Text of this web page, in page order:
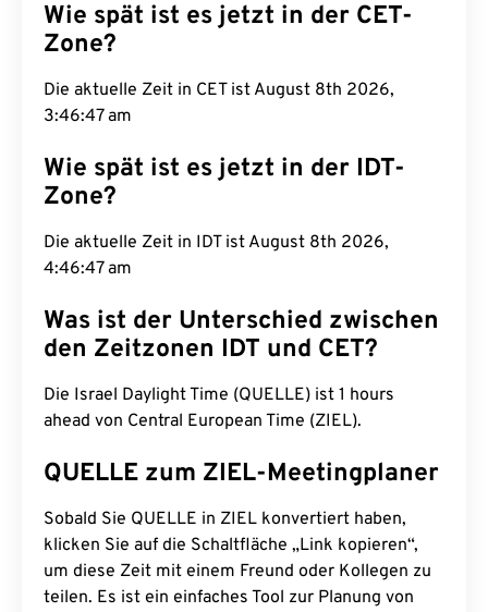
Wie spät ist es jetzt in der CET-
Zone?
Die aktuelle Zeit in CET ist August 8th 2026,
3:46:48 am
Wie spät ist es jetzt in der IDT-
Zone?
Die aktuelle Zeit in IDT ist August 8th 2026,
4:46:48 am
Was ist der Unterschied zwischen
den Zeitzonen IDT und CET?
Die Israel Daylight Time (QUELLE) ist 1 hours
ahead von Central European Time (ZIEL).
QUELLE zum ZIEL-Meetingplaner
Sobald Sie QUELLE in ZIEL konvertiert haben,
klicken Sie auf die Schaltfläche „Link kopieren“,
um diese Zeit mit einem Freund oder Kollegen zu
teilen. Es ist ein einfaches Tool zur Planung von